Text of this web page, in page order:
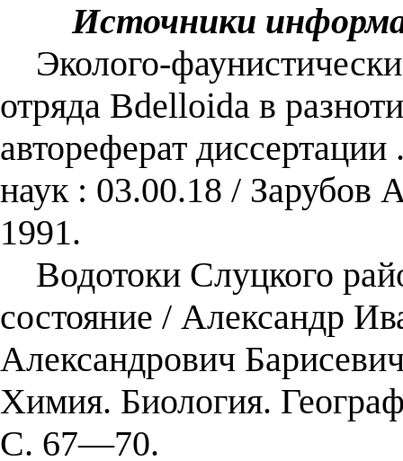
Источники
Эколого-
отряда Bdelloida в
автореферат
наук : 03.00.18 /
1991.
Водотоки Слуцкого
состояние / Александр
Александрович
Химия. Биология.
С. 67—70.